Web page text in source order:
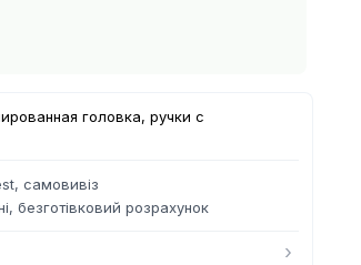
головка, ручки с
самовивіз
безготівковий розрахунок
›